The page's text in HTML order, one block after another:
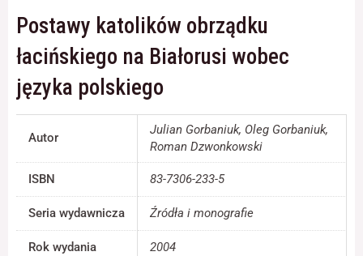
Postawy katolików obrządku
łacińskiego na Białorusi wobec
języka polskiego
Autor
Julian Gorbaniuk, Oleg Gorbaniuk,
Roman Dzwonkowski
ISBN 83-7306-233-5
Seria wydawnicza Źródła i monografie
Rok wydania 2004
Statystyka
Abyśmy mogli
strony
internetowej,
na podstawie
jest używana.
Doświadczenie